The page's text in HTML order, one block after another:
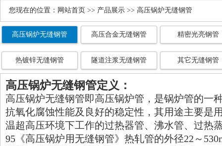
您现在的位置： 网站首页 >> 产品展示 >> 高压锅炉无缝钢管
高压锅炉无缝钢管 高压合金无缝钢管 精密光亮钢管
热镀锌无缝钢管 隧道注浆无缝钢管 其它无缝钢管
高压锅炉无缝钢管定义：
高压锅炉无缝钢管即高压锅炉管，是锅炉管的一
抗氧化腐蚀性能及良好的稳定性，其用途主要是
温超高压环境下工作的过热器管、沸水管、过热
95《高压锅炉用无缝钢管》热轧管的外径22～